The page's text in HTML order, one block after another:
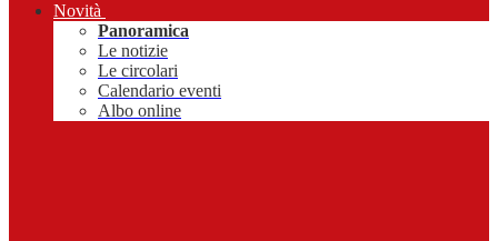
Novità
Panoramica
Le notizie
Le circolari
Calendario eventi
Albo online